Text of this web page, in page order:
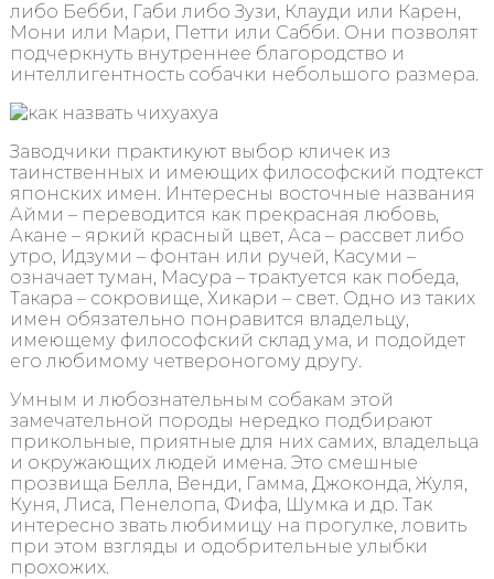
либо Бебби, Габи либо Зузи, Клауди или Карен,
Мони или Мари, Петти или Сабби. Они позволят
подчеркнуть внутреннее благородство и
интеллигентность собачки небольшого размера.
Заводчики практикуют выбор кличек из
таинственных и имеющих философский подтекст
японских имен. Интересны восточные названия
Айми – переводится как прекрасная любовь,
Акане – яркий красный цвет, Аса – рассвет либо
утро, Идзуми – фонтан или ручей, Касуми –
означает туман, Масура – трактуется как победа,
Такара – сокровище, Хикари – свет. Одно из таких
имен обязательно понравится владельцу,
имеющему философский склад ума, и подойдет
его любимому четвероногому другу.
Умным и любознательным собакам этой
замечательной породы нередко подбирают
прикольные, приятные для них самих, владельца
и окружающих людей имена. Это смешные
прозвища Белла, Венди, Гамма, Джоконда, Жуля,
Куня, Лиса, Пенелопа, Фифа, Шумка и др. Так
интересно звать любимицу на прогулке, ловить
при этом взгляды и одобрительные улыбки
прохожих.